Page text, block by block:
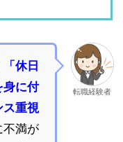
休日
身に付
ス重視
不満が
転職経験者